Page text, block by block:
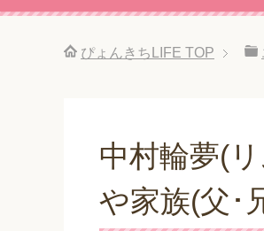
ぴょんきちLIFE TOP
中村輪夢(
や家族(父･